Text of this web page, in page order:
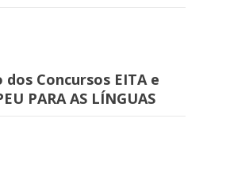
Concursos EITA e
PARA AS LÍNGUAS